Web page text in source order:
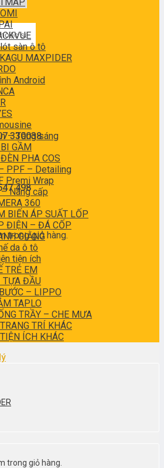
330038
498
trong giỏ hàng.
sàn ô tô
MAXPIDER
Android
– Tăng sáng
GẦM
PHA COS
PPF – Detailing
Premi Wrap
Nâng cấp
360
BIẾN ÁP SUẤT LỐP
ĐIỆN – ĐÁ CỐP
GIẰNG
da ô tô
tiện ích
TRẺ EM
TỰA ĐẦU
– LIPPO
TAPLO
TRẦY – CHE MƯA
TRÍ KHÁC
ÍCH KHÁC
trong giỏ hàng.